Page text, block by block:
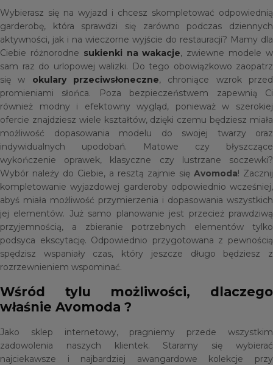
Wybierasz się na wyjazd i chcesz skompletować odpowiednią
garderobę, która sprawdzi się zarówno podczas dziennych
aktywności, jak i na wieczorne wyjście do restauracji? Mamy dla
Ciebie różnorodne sukienki na wakacje, zwiewne modele w
sam raz do urlopowej walizki. Do tego obowiązkowo zaopatrz
się w okulary przeciwsłoneczne, chroniące wzrok przed
promieniami słońca. Poza bezpieczeństwem zapewnią Ci
również modny i efektowny wygląd, ponieważ w szerokiej
ofercie znajdziesz wiele kształtów, dzięki czemu będziesz miała
możliwość dopasowania modelu do swojej twarzy oraz
indywidualnych upodobań. Matowe czy błyszczące
wykończenie oprawek, klasyczne czy lustrzane soczewki?
Wybór należy do Ciebie, a resztą zajmie się Avomoda! Zacznij
kompletowanie wyjazdowej garderoby odpowiednio wcześniej,
abyś miała możliwość przymierzenia i dopasowania wszystkich
jej elementów. Już samo planowanie jest przecież prawdziwą
przyjemnością, a zbieranie potrzebnych elementów tylko
podsyca ekscytację. Odpowiednio przygotowana z pewnością
spędzisz wspaniały czas, który jeszcze długo będziesz z
rozrzewnieniem wspominać.
Wśród tylu możliwości, dlaczego
właśnie Avomoda ?
Jako sklep internetowy, pragniemy przede wszystkim
zadowolenia naszych klientek. Staramy się wybierać
najciekawsze i najbardziej awangardowe kolekcje przy